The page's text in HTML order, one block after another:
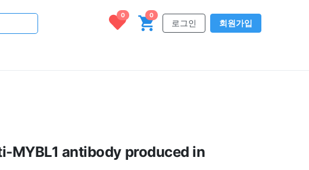
0 0
로그인 회원가입
MYBL1 antibody produced in